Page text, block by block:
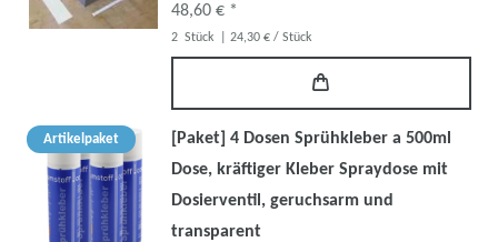
48,60 € *
2 Stück | 24,30 € / Stück
Artikelpaket
[Paket] 4 Dosen Sprühkleber a 500ml
Dose, kräftiger Kleber Spraydose mit
Dosierventil, geruchsarm und
transparent